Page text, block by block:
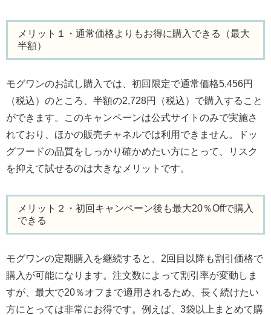
メリット１・通常価格よりもお得に購入できる（最大
半額）
モグワンのお試し購入では、初回限定で通常価格5,456円
（税込）のところ、半額の2,728円（税込）で購入すること
ができます。このキャンペーンは公式サイトのみで実施さ
れており、ほかの販売チャネルでは利用できません。ドッ
グフードの品質をしっかり確かめたい方にとって、リスク
を抑えて試せるのは大きなメリットです。
メリット２・初回キャンペーン後も最大20％Offで購入
できる
モグワンの定期購入を継続すると、2回目以降も割引価格で
購入が可能になります。注文数によって割引率が変動しま
すが、最大で20％オフまで適用されるため、長く続けたい
方にとっては非常にお得です。例えば、3袋以上まとめて購